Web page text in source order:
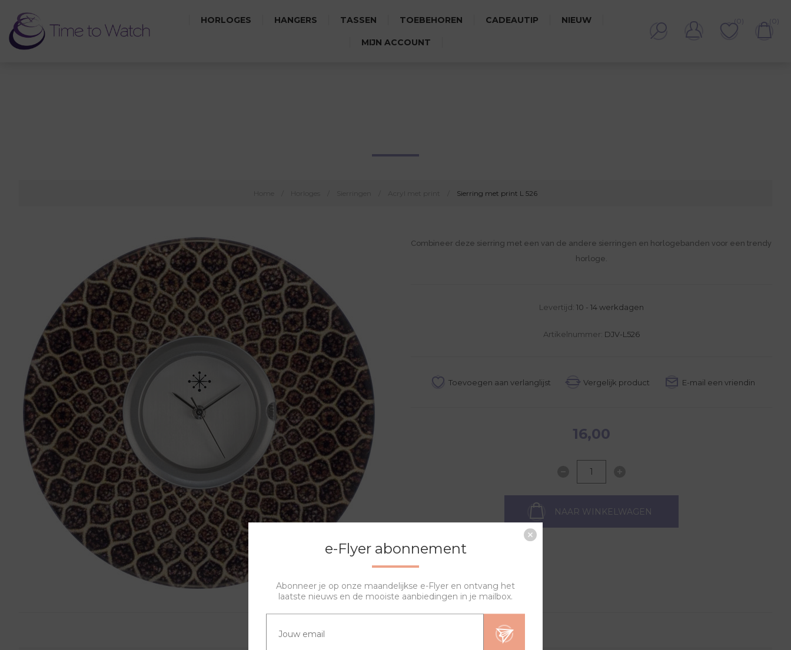
HORLOGES HANGERS TASSEN TOEBEHOREN CADEAUTIP NIEUW
MIJN ACCOUNT
(0) (0)
Sierring met print L 526
Combineer deze sierring met een van de andere sierringen en horlogebanden voor een trendy
horloge.
Levertijd: 10 - 14 werkdagen
Artikelnummer: DJV-L526
16,00
NAAR WINKELWAGEN
OVERZICHT VRAGEN?
e-Flyer abonnement
Abonneer je op onze maandelijkse e-Flyer en ontvang het
laatste nieuws en de mooiste aanbiedingen in je mailbox.